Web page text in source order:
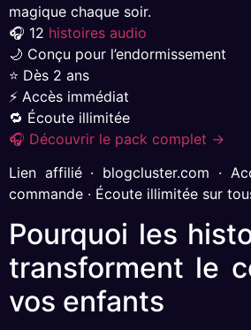
magique chaque soir.
🎧 12 histoires audio
🌙 Conçu pour l’endormissement
⭐ Dès 2 ans
⚡ Accès immédiat
🔁 Écoute illimitée
🎧 Découvrir le pack complet →
Lien affilié · blogcluster.com ·
commande · Écoute illimitée sur
Pourquoi les
transforment le
vos enfants